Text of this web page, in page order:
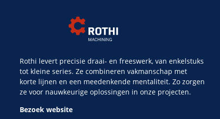
Rothi levert precisie draai- en freeswerk, van enkelstuks
tot kleine series. Ze combineren vakmanschap met
korte lijnen en een meedenkende mentaliteit. Zo zorgen
ze voor nauwkeurige oplossingen in onze projecten.
Bezoek website